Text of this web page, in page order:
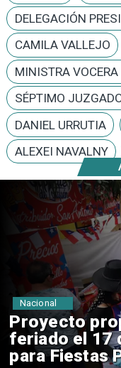
DELEGACIÓN
CAMILA VALLEJO
MINISTRA VOCERA
SÉPTIMO
DANIEL URRUTIA
ALEXEI NAVALNY
IPC de julio
alimentos y
Nacional